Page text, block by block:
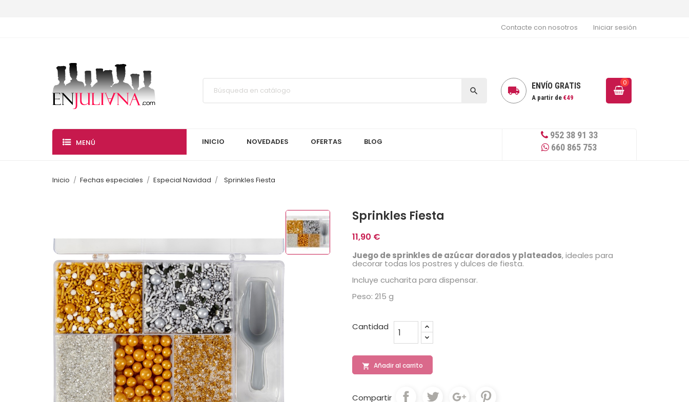
Iniciar sesión
Contacte con nosotros
  ENVÍO GRATIS
A partir de €49
0
MENÚ INICIO NOVEDADES OFERTAS BLOG
952 38 91 33
660 865 753
Inicio Fechas especiales Especial Navidad Sprinkles Fiesta
Sprinkles Fiesta
11,90 €
Juego de sprinkles de azúcar dorados y plateados, ideales para
decorar todas los postres y dulces de fiesta.
Incluye cucharita para dispensar.
Peso: 215 g
Cantidad
 Añadir al carrito
Compartir